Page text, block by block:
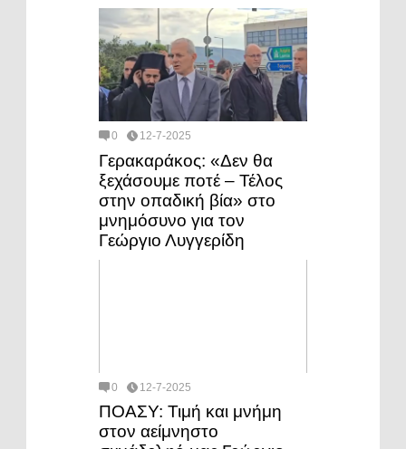
0 12-7-2025
Γερακαράκος: «Δεν θα
ξεχάσουμε ποτέ – Τέλος
στην οπαδική βία» στο
μνημόσυνο για τον
Γεώργιο Λυγγερίδη
0 12-7-2025
ΠΟΑΣΥ: Τιμή και μνήμη
στον αείμνηστο